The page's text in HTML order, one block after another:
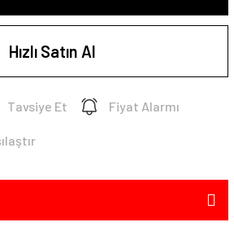
Hızlı Satın Al
Tavsiye Et Fiyat Alarmı